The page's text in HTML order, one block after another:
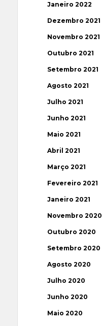
Janeiro 2022
Dezembro 2021
Novembro 2021
Outubro 2021
Setembro 2021
Agosto 2021
Julho 2021
Junho 2021
Maio 2021
Abril 2021
Março 2021
Fevereiro 2021
Janeiro 2021
Novembro 2020
Outubro 2020
Setembro 2020
Agosto 2020
Julho 2020
Junho 2020
Maio 2020